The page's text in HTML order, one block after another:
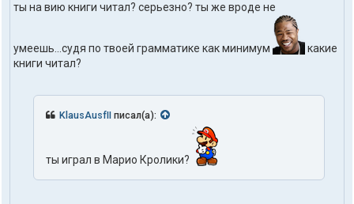
ты на вию книги читал? серьезно? ты же вроде не
умеешь...судя по твоей грамматике как минимум
какие
книги читал?
KlausAusfII писал(а):
ты играл в Марио Кролики?